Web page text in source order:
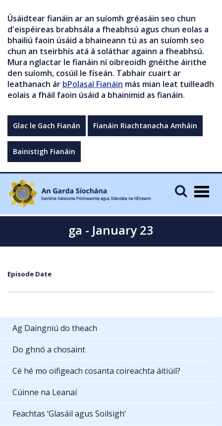
Úsáidtear fianáin ar an suíomh gréasáin seo chun
d'eispéireas brabhsála a fheabhsú agus chun eolas a
bhailiú faoin úsáid a bhaineann tú as an suíomh seo
chun an tseirbhís atá á soláthar againn a fheabhsú.
Mura nglactar le fianáin ní oibreoidh gnéithe áirithe
den suíomh, cosúil le físeán. Tabhair cuairt ar
leathanach ár bPolasaí Fianáin más mian leat tuilleadh
eolais a fháil faoin úsáid a bhainimid as fianáin.
Glac le Gach Fianán Fianáin Riachtanacha Amháin
Bainistigh Fianáin
ga - January 23
Episode Date
Ag Daingniú do theach
Do ghnó a chosaint
Cé hé mo oifigeach cosanta coireachta áitiúil?
Cúinne na Leanaí
Feachtas ‘Glasáil agus Soilsigh’